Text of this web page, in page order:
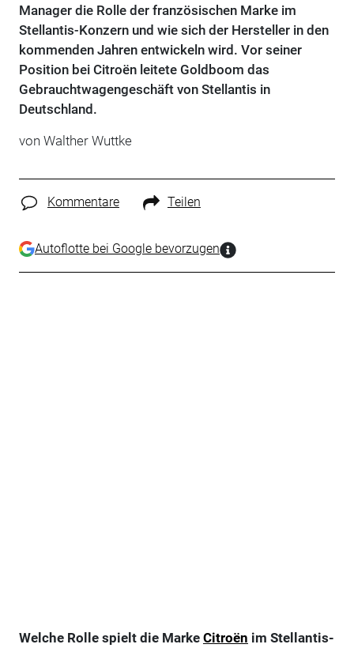
Manager die Rolle der französischen Marke im
Stellantis-Konzern und wie sich der Hersteller in den
kommenden Jahren entwickeln wird. Vor seiner
Position bei Citroën leitete Goldboom das
Gebrauchtwagengeschäft von Stellantis in
Deutschland.
von Walther Wuttke
Kommentare Teilen
Autoflotte bei Google bevorzugen
Welche Rolle spielt die Marke Citroën im Stellantis-